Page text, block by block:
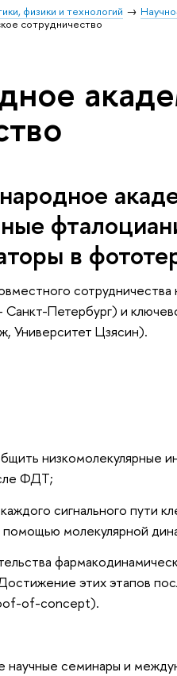
физики и технологий
сотрудничество
в
сотрудничества
Петербург) и
Университет Цзясин).
низкомолекулярные
ФДТ;
сигнального пути
молекулярной
этих этапов
of-concept).
научные семинары и